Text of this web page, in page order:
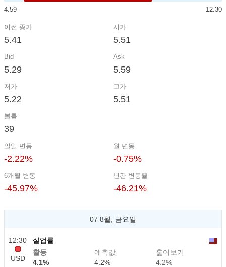
4.59 12.30
이전 종가
5.41
시가
5.51
Bid
5.29
Ask
5.59
저가
5.22
고가
5.51
볼륨
39
일일 변동
-2.22%
월 변동
-0.75%
6개월 변동
-45.97%
년간 변동율
-46.21%
07 8월, 금요일
12:30
USD
실업률
활동
4.1%
예측값
4.2%
훑어보기
4.2%